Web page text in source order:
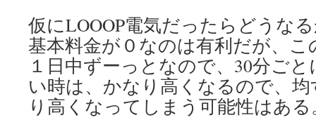
仮にLOOOP電気だったらどうな
基本料金が０なのは有利だが、
１日中ずーっとなので、30分ご
い時は、かなり高くなるので、
り高くなってしまう可能性はある